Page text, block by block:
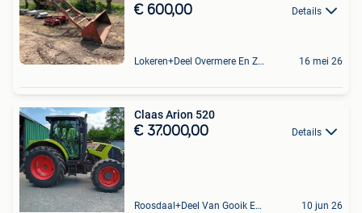
€ 600,00 Details
Lokeren+Deel Overmere En Zele 16 mei 26
Claas Arion 520
€ 37.000,00 Details
Roosdaal+Deel Van Gooik En Sint-Kwintens-Lennik 10 jun 26